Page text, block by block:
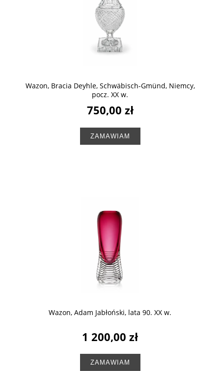
Wazon, Bracia Deyhle, Schwäbisch-Gmünd, Niemcy,
pocz. XX w.
750,00 zł
ZAMAWIAM
Wazon, Adam Jabłoński, lata 90. XX w.
1 200,00 zł
ZAMAWIAM